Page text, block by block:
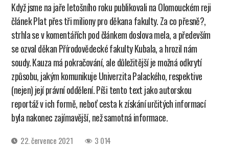
Když jsme na jaře letošního roku publikovali na Olomouckém reji
článek Plat přes tři miliony pro děkana fakulty. Za co přesně?,
strhla se v komentářích pod článkem doslova mela, a především
se ozval děkan Přírodovědecké fakulty Kubala, a hrozil nám
soudy. Kauza má pokračování, ale důležitější je možná odkrytí
způsobu, jakým komunikuje Univerzita Palackého, respektive
(nejen) její právní oddělení. Píši tento text jako autorskou
reportáž v ich formě, neboť cesta k získání určitých informací
byla nakonec zajímavější, než samotná informace.
Datum22. července 2021 3 014